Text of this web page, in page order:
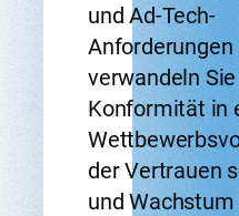
und Ad-Tech-
Anforderungen
verwandeln
Konformität in
der Vertrauen
und Wachstum